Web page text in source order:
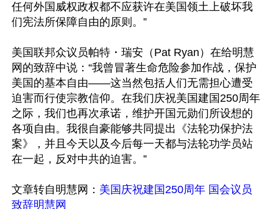
任何外国威权政权都不应获许在美国领土上破坏我
们宪法所保障自由的原则。”
美国联邦众议员帕特・瑞安（Pat Ryan）在给明慧
网的致辞中说：“我曾冒著生命危险参加作战，保护
美国的基本自由——这当然包括人们无需担心遭受
迫害而行使宗教信仰。在我们庆祝美国建国250周年
之际，我们也再次承诺，维护开国元勋们所设想的
各项自由。我很自豪能够共同提出《法轮功保护法
案》，并且今天以及今后每一天都与法轮功学员站
在一起，反对中共的迫害。”
文章转自明慧网： 美国庆祝建国250周年 国会议员
致辞明慧网